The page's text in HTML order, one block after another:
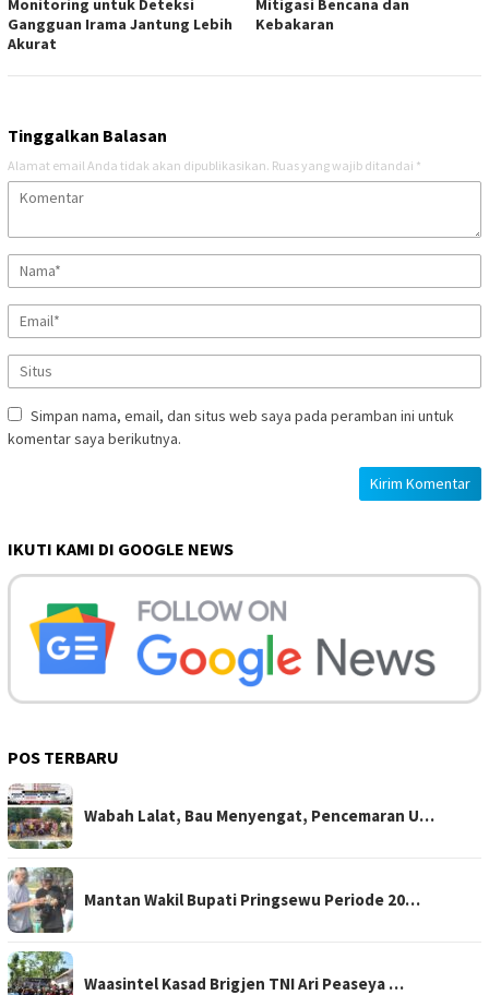
Monitoring untuk Deteksi
Gangguan Irama Jantung Lebih
Akurat
Mitigasi Bencana dan
Kebakaran
Tinggalkan Balasan
Alamat email Anda tidak akan dipublikasikan. Ruas yang wajib ditandai *
Simpan nama, email, dan situs web saya pada peramban ini untuk
komentar saya berikutnya.
IKUTI KAMI DI GOOGLE NEWS
POS TERBARU
Wabah Lalat, Bau Menyengat, Pencemaran U…
Mantan Wakil Bupati Pringsewu Periode 20…
Waasintel Kasad Brigjen TNI Ari Peaseya …